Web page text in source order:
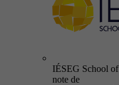
IÉSEG School
note de